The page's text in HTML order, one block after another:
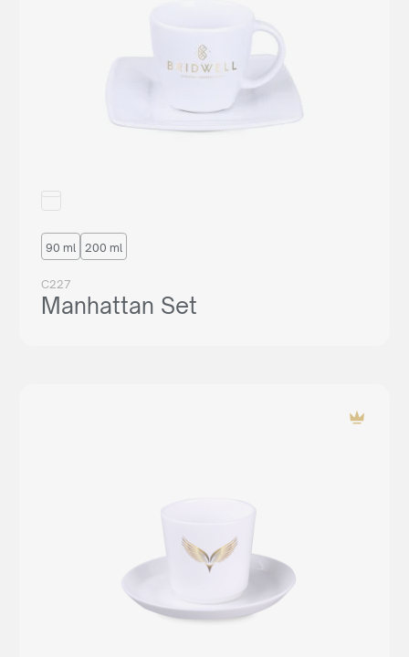
90 ml 200 ml
C227
Manhattan Set